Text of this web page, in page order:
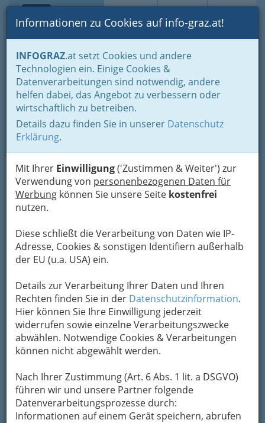
Suche Login Toggle
Informationen zu Cookies auf info-graz.at!
INFOGRAZ.at setzt Cookies und andere
Technologien ein. Einige Cookies &
Datenverarbeitungen sind notwendig, andere
helfen dabei, das Angebot zu verbessern oder
wirtschaftlich zu betreiben.
Details dazu finden Sie in unserer Datenschutz
Erklärung.
Mit Ihrer Einwilligung('Zustimmen & Weiter') zur
Verwendung von personenbezogenen Daten für
Werbung können Sie unsere Seite kostenfrei
nutzen.
Diese schließt die Verarbeitung von Daten wie IP-
Adresse, Cookies & sonstigen Identifiern außerhalb
der EU (u.a. USA) ein.
Details zur Verarbeitung Ihrer Daten und Ihren
Rechten finden Sie in der Datenschutzinformation.
Hier können Sie Ihre Einwilligung jederzeit
widerrufen sowie einzelne Verarbeitungszwecke
abwählen. Notwendige Cookies & Verarbeitungen
können nicht abgewählt werden.
Nach Ihrer Zustimmung (Art. 6 Abs. 1 lit. a DSGVO)
führen wir und unsere Partner folgende
Datenverarbeitungsprozesse durch:
Informationen auf einem Gerät speichern, abrufen
Home Lifestyle
Hoamat - Steiermark - unsere Heimat
Buschenschank
Buschenschänke in St. Stefan o.Stainz
GH Fuchs-Maierhofer
Gundersdorfer 7, 8511 St. Stefan
+43 3463 81 480
Karte
Adresse mit Google Maps anschauen